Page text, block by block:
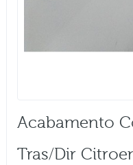
Acabamento
Tras/dir